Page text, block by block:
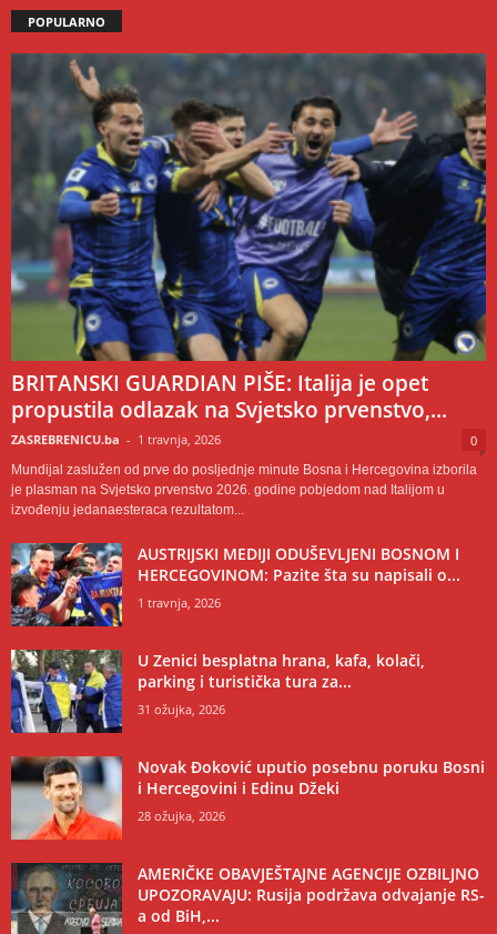
POPULARNO
BRITANSKI GUARDIAN PIŠE: Italija je opet
propustila odlazak na Svjetsko prvenstvo,...
ZASREBRENICU.ba - 1 travnja, 2026 0
Mundijal zaslužen od prve do posljednje minute Bosna i Hercegovina izborila
je plasman na Svjetsko prvenstvo 2026. godine pobjedom nad Italijom u
izvođenju jedanaesteraca rezultatom...
AUSTRIJSKI MEDIJI ODUŠEVLJENI BOSNOM I
HERCEGOVINOM: Pazite šta su napisali o...
1 travnja, 2026
U Zenici besplatna hrana, kafa, kolači,
parking i turistička tura za...
31 ožujka, 2026
Novak Đoković uputio posebnu poruku Bosni
i Hercegovini i Edinu Džeki
28 ožujka, 2026
AMERIČKE OBAVJEŠTAJNE AGENCIJE OZBILJNO
UPOZORAVAJU: Rusija podržava odvajanje RS-
a od BiH,...